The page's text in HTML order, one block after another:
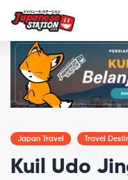
Japan Travel Travel
Kuil Udo